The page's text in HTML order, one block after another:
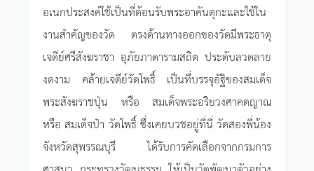
อเนกประสงค์ใช้เป็นที่ต้อนรับพระอาคันตุกะและใช้ใน
งานสำคัญของวัด ตรงด้านทางออกของวัดมีพระธาตุ
เจดีย์ศรีสังฆราชา อุภัยภาดารามสถิต ประดับลวดลาย
งดงาม คล้ายเจดีย์วัดโพธิ์ เป็นที่บรรจุอัฐิของสมเด็จ
พระสังฆราชปุ่น หรือ สมเด็จพระอริยวงศาคตญาณ
หรือ สมเด็จป๋า วัดโพธิ์ ซึ่งเคยบวชอยู่ที่นี่ วัดสองพี่น้อง
จังหวัดสุพรรณบุรี ได้รับการคัดเลือกจากกรมการ